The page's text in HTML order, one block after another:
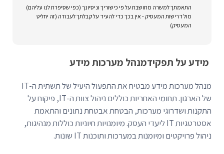
התאמתך למשרה מחושבת על פי כישוריך וניסיונך (כפי שסיפרת לנו עליהם)
מול דרישות המעסיק - אין בכך כדי להעיד על קבלתך לעבודה (זה יחליט
המעסיק)
מידע על תפקידמנהל מערכות מידע
מנהל מערכות מידע מבטיח את התפעול היעיל של תשתית ה-IT
של הארגון. תחומי האחריות כוללים ניהול צוות ה-IT, פיקוח על
התקנות ושדרוגי מערכות, הבטחת אבטחת נתונים והתאמת
אסטרטגיות IT ליעדי העסק. מיומנויות חיוניות כוללות מנהיגות,
ניהול פרויקטים ומיומנות במערכות ותוכנות IT שונות.